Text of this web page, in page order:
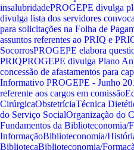
insalubridadePROGEPE divulga
divulga lista dos servidores
para solicitações na Folha de
assuntos referentes ao PRIQ e
SocorrosPROGEPE elabora
PRIQPROGEPE divulga Plano
concessão de afastamentos para
Informativo PROGEPE - Junho
referente aos cargos em comissão
CirúrgicaObstetríciaTécnica
do Serviço SocialOrganização do
Fundamentos da Biblioteconomia/
InformaçãoBiblioteconomia/
BibliotecaBiblioteconomia/